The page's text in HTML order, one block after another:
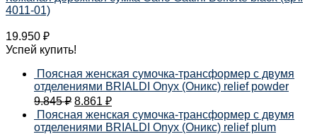
4011-01)
19.950 ₽
Успей купить!
Поясная женская сумочка-трансформер с двумя
отделениями BRIALDI Onyx (Оникс) relief powder
9.845₽ 8.861 ₽
Поясная женская сумочка-трансформер с двумя
отделениями BRIALDI Onyx (Оникс) relief plum